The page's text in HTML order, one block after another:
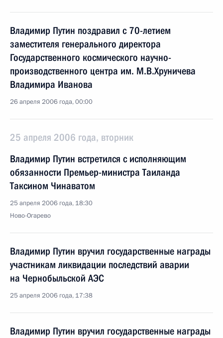
Владимир Путин поздравил с 70-летием
заместителя генерального директора
Государственного космического научно-
производственного центра им. М.В.Хруничева
Владимира Иванова
26 апреля 2006 года, 00:00
25 апреля 2006 года, вторник
Владимир Путин встретился с исполняющим
обязанности Премьер-министра Таиланда
Таксином Чинаватом
25 апреля 2006 года, 18:30
Ново-Огарево
Владимир Путин вручил государственные награды
участникам ликвидации последствий аварии
на Чернобыльской АЭС
25 апреля 2006 года, 17:38
Владимир Путин вручил государственные награды